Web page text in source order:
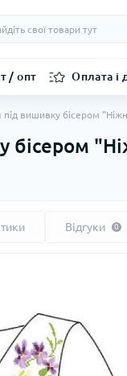
/ опт Оплата і
під вишивку бісером
Відгуки 0